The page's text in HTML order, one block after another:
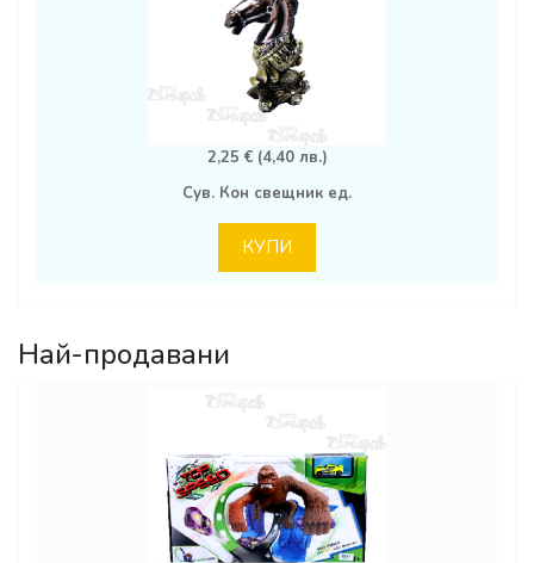
2,25 € (4,40 лв.)
Сув. Кон свещник ед.
КУПИ
Най-продавани